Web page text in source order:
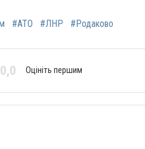
#АТО #ЛНР #Родаково
0,0 Оцініть першим